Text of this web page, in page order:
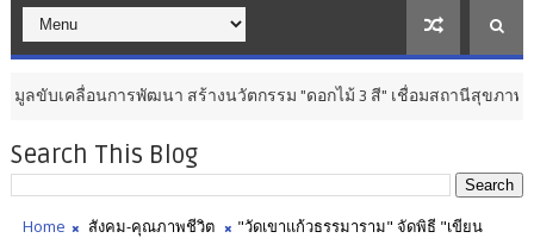
รพัฒนา สร้างนวัตกรรม "ดอกไม้ 3 สี" เชื่อมสถานีสุขภาพ เครือข่าย
Search This Blog
Home สังคม-คุณภาพชีวิต
"วัดเขาแก้วธรรมาราม" จัดพิธี "เขียน